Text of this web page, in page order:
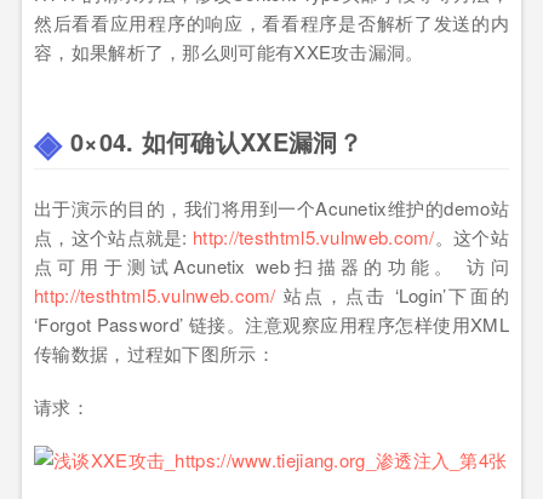
然后看看应用程序的响应，看看程序是否解析了发送的内
容，如果解析了，那么则可能有XXE攻击漏洞。
0×04. 如何确认XXE漏洞？
出于演示的目的，我们将用到一个Acunetix维护的demo站
点，这个站点就是: http://testhtml5.vulnweb.com/。这个站
点可用于测试Acunetix web扫描器的功能。 访问
http://testhtml5.vulnweb.com/ 站点，点击 ‘Login’下面的
‘Forgot Password’ 链接。注意观察应用程序怎样使用XML
传输数据，过程如下图所示：
请求：